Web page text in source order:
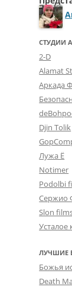
ВСТУПЛЕНИЕ В
ИСТОРИЯ АЛЬЯНСА
СТУДИИ
2-D
Alamat
Аркада
Djin Tolik
Лужа Ё
Notimer
Podolbi
Сержио
Slon
Усталое
ЛУЧШИЕ
Божья
Death